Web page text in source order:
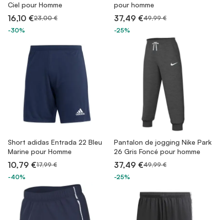
Ciel pour Homme
16,10 €23,00 €
-30%
pour homme
37,49 €49,99 €
-25%
Short adidas Entrada 22 Bleu
Marine pour Homme
10,79 €17,99 €
-40%
Pantalon de jogging Nike Park
26 Gris Foncé pour homme
37,49 €49,99 €
-25%